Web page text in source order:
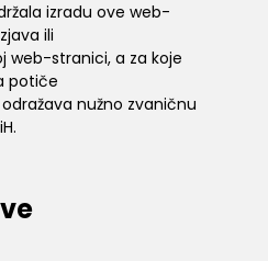
izradu ove web-
ili
web-stranici, a za koje
potiče
odražava nužno zvaničnu